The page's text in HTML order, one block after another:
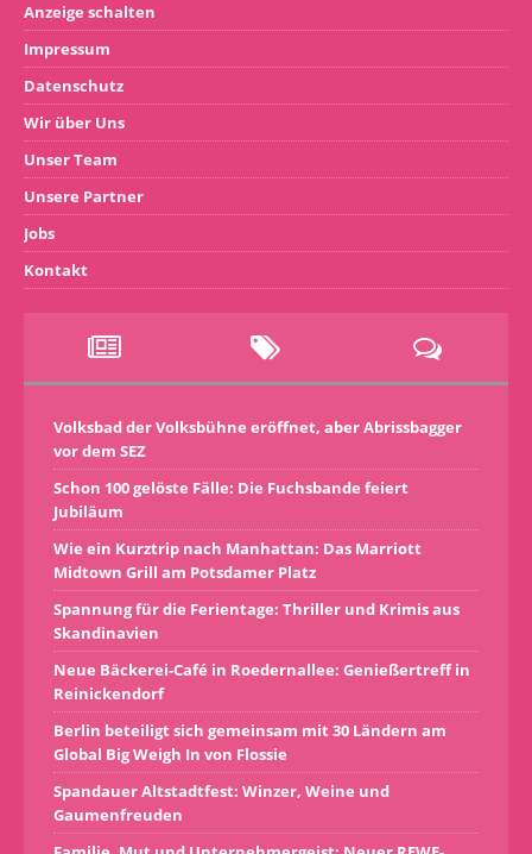
Anzeige schalten
Impressum
Datenschutz
Wir über Uns
Unser Team
Unsere Partner
Jobs
Kontakt
Volksbad der Volksbühne eröffnet, aber Abrissbagger
vor dem SEZ
Schon 100 gelöste Fälle: Die Fuchsbande feiert
Jubiläum
Wie ein Kurztrip nach Manhattan: Das Marriott
Midtown Grill am Potsdamer Platz
Spannung für die Ferientage: Thriller und Krimis aus
Skandinavien
Neue Bäckerei-Café in Roedernallee: Genießertreff in
Reinickendorf
Berlin beteiligt sich gemeinsam mit 30 Ländern am
Global Big Weigh In von Flossie
Spandauer Altstadtfest: Winzer, Weine und
Gaumenfreuden